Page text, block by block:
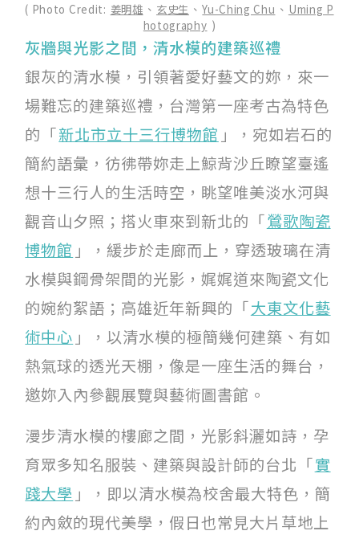
( Photo Credit: 姜明雄 、 玄史生 、 Yu-Ching Chu 、 Uming P
hotography )
灰牆與光影之間，清水模的建築巡禮
銀灰的清水模，引領著愛好藝文的妳，來一
場難忘的建築巡禮，台灣第一座考古為特色
的「新北市立十三行博物館 」，宛如岩石的
簡約語彙，彷彿帶妳走上鯨背沙丘瞭望臺遙
想十三行人的生活時空，眺望唯美淡水河與
觀音山夕照；搭火車來到新北的「鶯歌陶瓷
博物館 」，緩步於走廊而上，穿透玻璃在清
水模與鋼骨架間的光影，娓娓道來陶瓷文化
的婉約絮語；高雄近年新興的「大東文化藝
術中心 」，以清水模的極簡幾何建築、有如
熱氣球的透光天棚，像是一座生活的舞台，
邀妳入內參觀展覽與藝術圖書館。
漫步清水模的樓廊之間，光影斜灑如詩，孕
育眾多知名服裝、建築與設計師的台北「實
踐大學 」，即以清水模為校舍最大特色，簡
約內斂的現代美學，假日也常見大片草地上